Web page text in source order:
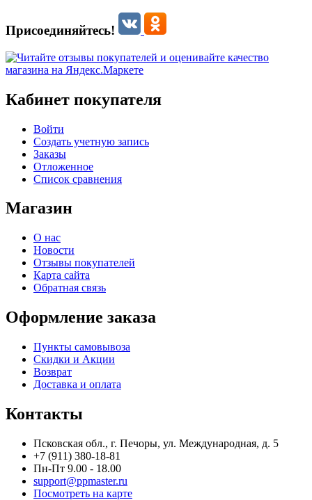
Присоединяйтесь!
Кабинет покупателя
Войти
Создать учетную запись
Заказы
Отложенное
Список сравнения
Магазин
О нас
Новости
Отзывы покупателей
Карта сайта
Обратная связь
Оформление заказа
Пункты самовывоза
Скидки и Акции
Возврат
Доставка и оплата
Контакты
Псковская обл., г. Печоры, ул. Международная, д. 5
+7 (911) 380-18-81
Пн-Пт 9.00 - 18.00
support@ppmaster.ru
Посмотреть на карте